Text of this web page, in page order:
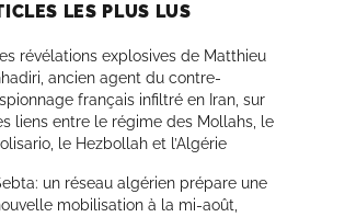
LES PLUS LUS
Les révélations explosives de Matthieu
ancien agent du contre-
français infiltré en Iran, sur
liens entre le régime des Mollahs, le
le Hezbollah et l’Algérie
un réseau algérien prépare une
mobilisation à la mi-août,